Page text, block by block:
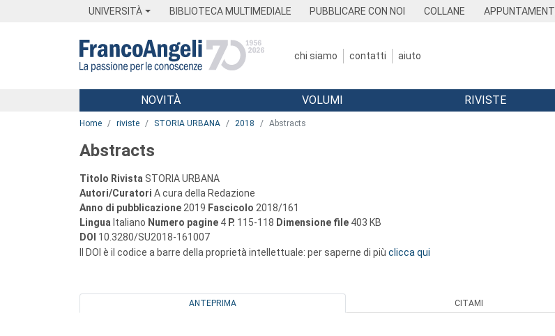
UNIVERSITÀ BIBLIOTECA MULTIMEDIALE PUBBLICARE CON NOI COLLANE APPUNTAMENTI
chi siamo contatti aiuto
Menu
NOVITÀ VOLUMI RIVISTE
Home riviste STORIA URBANA 2018 Abstracts
Abstracts
Titolo Rivista STORIA URBANA
Autori/Curatori A cura della Redazione
Anno di pubblicazione 2019 Fascicolo 2018/161
Lingua Italiano Numero pagine 4 P. 115-118 Dimensione file 403 KB
DOI 10.3280/SU2018-161007
Il DOI è il codice a barre della proprietà intellettuale: per saperne di più clicca qui
ANTEPRIMA CITAMI